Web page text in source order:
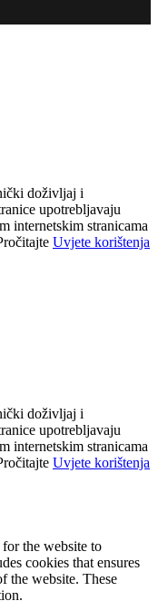
doživljaj i
upotrebljavaju
internetskim stranicama
Uvjete korištenja
doživljaj i
upotrebljavaju
internetskim stranicama
Uvjete korištenja
for the website to
cookies that ensures
the website. These